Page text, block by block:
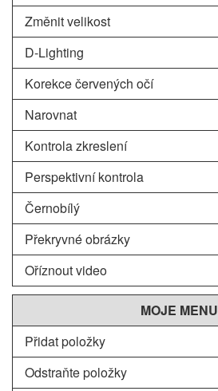
Změnit velikost
D-Lighting
Korekce červených očí
Narovnat
Kontrola zkreslení
Perspektivní kontrola
Černobílý
Překryvné obrázky
Oříznout video
MOJE MENU
Přidat položky
Odstraňte položky